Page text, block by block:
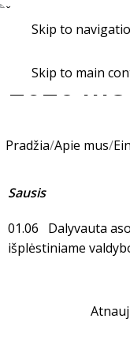
Skip to
Skip to main
2026
Pradžia Apie mus
Sausis
01.06 Dalyvauta
išplėstiniame